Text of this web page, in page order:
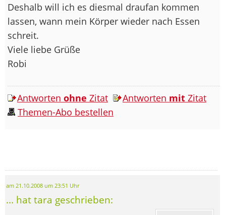
Deshalb will ich es diesmal draufan kommen
lassen, wann mein Körper wieder nach Essen
schreit.
Viele liebe Grüße
Robi
Antworten ohne Zitat Antworten mit Zitat
Themen-Abo bestellen
am 21.10.2008 um 23:51 Uhr
... hat tara geschrieben: